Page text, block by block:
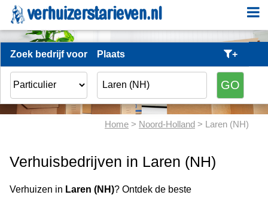
Zoek bedrijf voor Plaats +
Home > Noord-Holland > Laren (NH)
Verhuisbedrijven in Laren (NH)
Verhuizen in Laren (NH)? Ontdek de beste